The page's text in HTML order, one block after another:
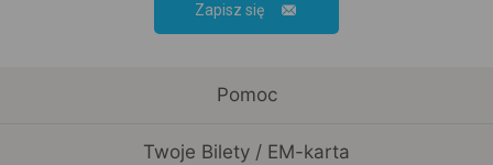
Zapisz się
Pomoc
Twoje Bilety / EM-karta